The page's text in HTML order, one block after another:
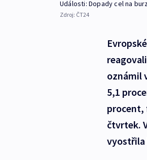
Události: Dopady cel na
Zdroj: ČT24
oznámil
5,1
procent,
čtvrtek.
vyostřila